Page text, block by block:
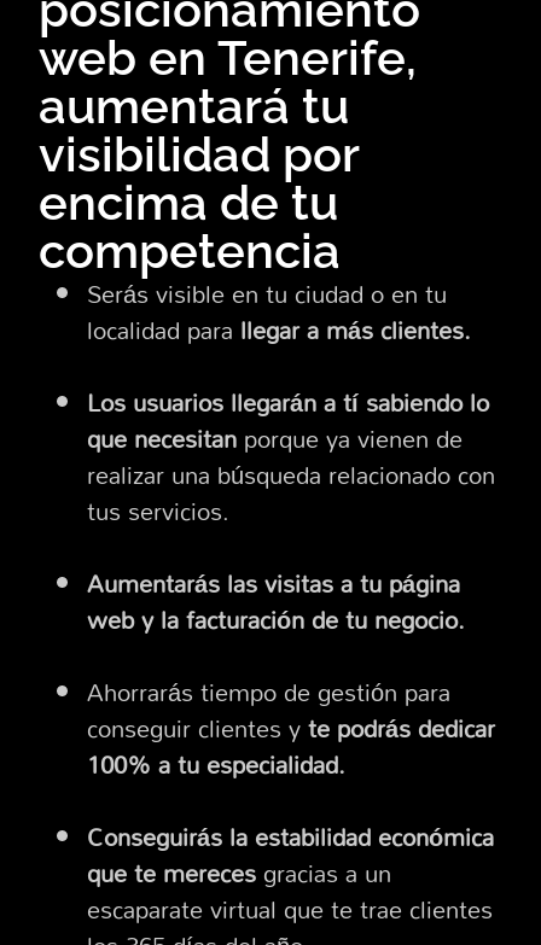
web en Tenerife,
aumentará tu
visibilidad por
encima de tu
competencia
Serás visible en tu ciudad o en tu
localidad para llegar a más clientes.
Los usuarios llegarán a tí sabiendo lo
que necesitanporque ya vienen de
realizar una búsqueda relacionado con
tus servicios.
Aumentarás las visitas a tu página
web y la facturación de tu negocio.
Ahorrarás tiempo de gestión para
conseguir clientes yte podrás dedicar
100% a tu especialidad.
Conseguirás la estabilidad económica
que te merecesgracias a un
escaparate virtual que te trae clientes